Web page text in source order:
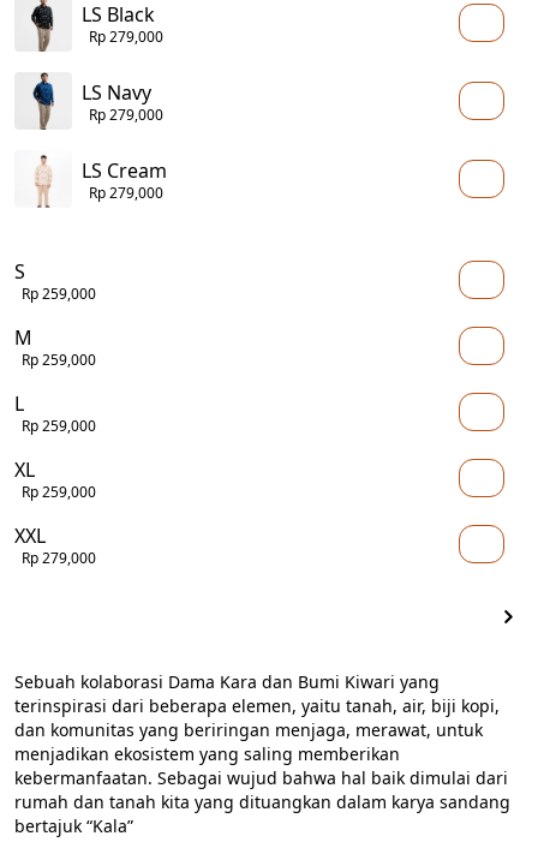
LS Black
Rp 279,000
LS Navy
Rp 279,000
LS Cream
Rp 279,000
S
Rp 259,000
M
Rp 259,000
L
Rp 259,000
XL
Rp 259,000
XXL
Rp 279,000
Sebuah kolaborasi Dama Kara dan Bumi Kiwari yang
terinspirasi dari beberapa elemen, yaitu tanah, air, biji kopi,
dan komunitas yang beriringan menjaga, merawat, untuk
menjadikan ekosistem yang saling memberikan
kebermanfaatan. Sebagai wujud bahwa hal baik dimulai dari
rumah dan tanah kita yang dituangkan dalam karya sandang
bertajuk “Kala”